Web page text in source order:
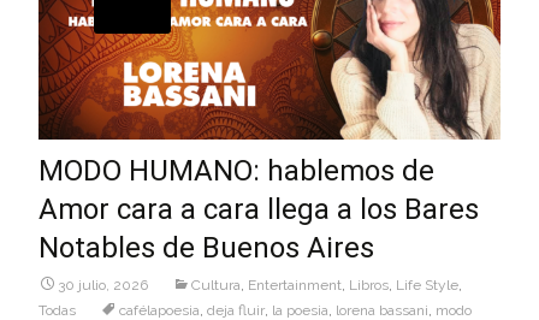
MODO HUMANO: hablemos de
Amor cara a cara llega a los Bares
Notables de Buenos Aires
30 julio, 2026 Cultura Entertainment Libros Life Style
Todas
cafélapoesia deja fluir la poesia lorena bassani modo